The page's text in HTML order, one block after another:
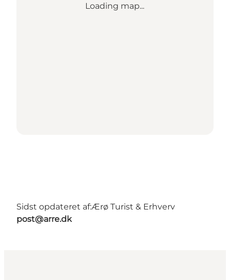
Loading map...
Sidst opdateret af:Ærø Turist & Erhverv
post@arre.dk